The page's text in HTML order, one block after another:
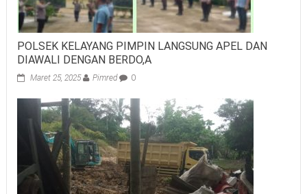
POLSEK KELAYANG PIMPIN LANGSUNG APEL DAN
DIAWALI DENGAN BERDO,A
Maret 25, 2025 Pimred 0